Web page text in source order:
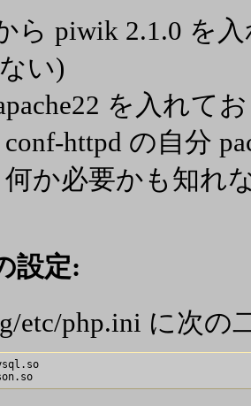
ら piwik 2.1.0 を
い)
を入れて
httpd の自分
か必要かも知れ
設定:
etc/php.ini に次の